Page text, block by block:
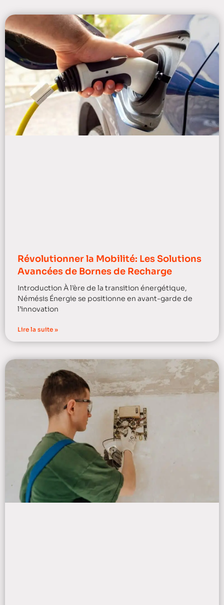
Révolutionner la Mobilité: Les Solutions
Avancées de Bornes de Recharge
Introduction À l’ère de la transition énergétique,
Némésis Énergie se positionne en avant-garde de
l’innovation
Lire la suite »